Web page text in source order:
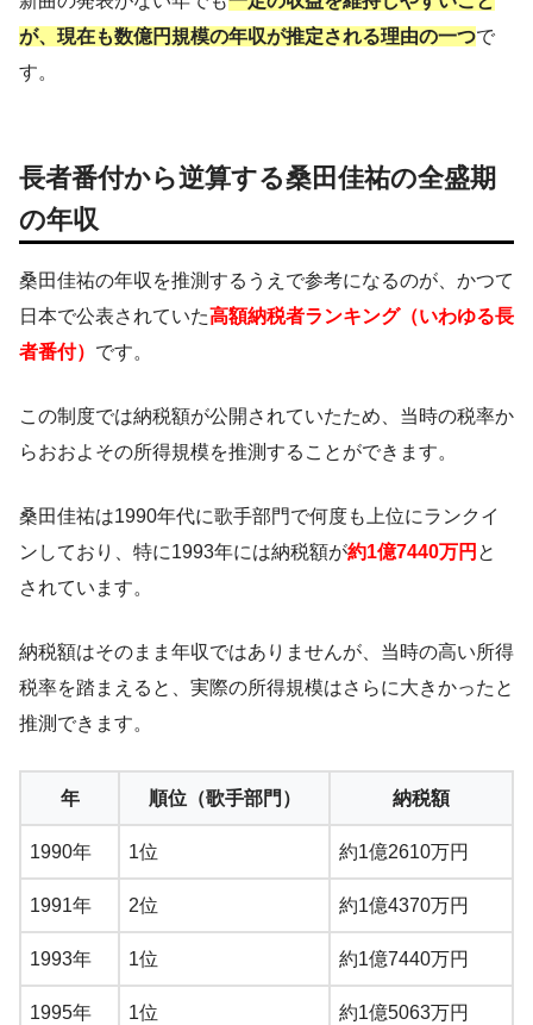
が、現在も数億円規模の年収が推定される理由の一つで
す。
長者番付から逆算する桑田佳祐の全盛期
の年収
桑田佳祐の年収を推測するうえで参考になるのが、かつて
日本で公表されていた高額納税者ランキング（いわゆる長
者番付） です。
この制度では納税額が公開されていたため、当時の税率か
らおおよその所得規模を推測することができます。
桑田佳祐は1990年代に歌手部門で何度も上位にランクイ
ンしており、特に1993年には納税額が約1億7440万円 と
されています。
納税額はそのまま年収ではありませんが、当時の高い所得
税率を踏まえると、実際の所得規模はさらに大きかったと
推測できます。
年 順位（歌手部門） 納税額
1990年 1位 約1億2610万円
1991年 2位 約1億4370万円
1993年 1位 約1億7440万円
1995年 1位 約1億5063万円